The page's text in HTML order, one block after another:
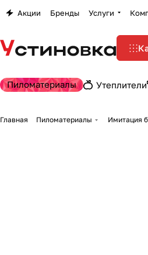
Акции Бренды Услуги
Пиломатериалы Утеплители
Главная Пиломатериалы Имитация